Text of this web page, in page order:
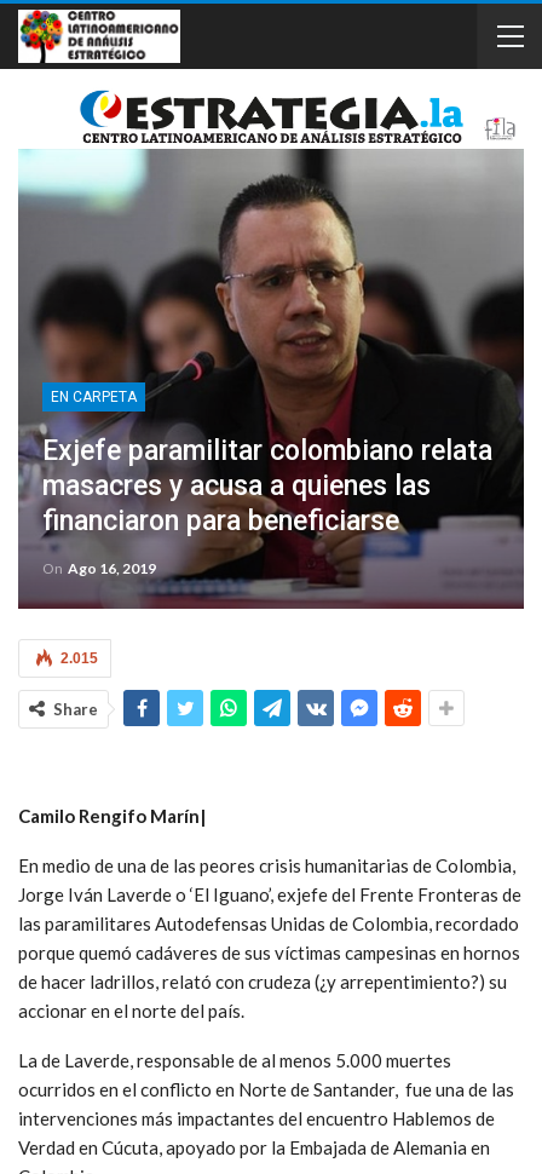
EN CARPETA
Exjefe paramilitar colombiano relata
masacres y acusa a quienes las
financiaron para beneficiarse
On Ago 16, 2019
2.015
Share
Camilo Rengifo Marín|
En medio de una de las peores crisis humanitarias de Colombia,
Jorge Iván Laverde o ‘El Iguano’, exjefe del Frente Fronteras de
las paramilitares Autodefensas Unidas de Colombia, recordado
porque quemó cadáveres de sus víctimas campesinas en hornos
de hacer ladrillos, relató con crudeza (¿y arrepentimiento?) su
accionar en el norte del país.
La de Laverde, responsable de al menos 5.000 muertes
ocurridos en el conflicto en Norte de Santander, fue una de las
intervenciones más impactantes del encuentro Hablemos de
Verdad en Cúcuta, apoyado por la Embajada de Alemania en